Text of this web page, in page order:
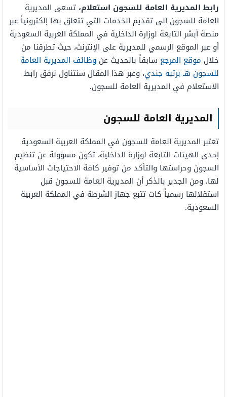
رابط المديرية العامة للسجون استعلام، تسعى المديرية
العامة للسجون إلى تقديم الخدمات التي تتعلق بها إلكترونياً عبر
منصة أبشر التابعة لوزارة الداخلية في المملكة العربية السعودية
أو عبر الموقع الرسمي للمديرية على الإنترنت، حيث تطرقنا من
خلال موقع المرجع سابقاً بالحديث عن وظائف المديرية العامة
للسجون هـ برتبه جندي، وعبر هذا المقال سنتناول نرفق رابط
الاستعلام في المديرية العامة للسجون.
المديرية العامة للسجون
تعتبر المديرية العامة للسجون في المملكة العربية السعودية
إحدى الهيئات التابعة لوزارة الداخلية، تكون مسؤولة عن تنظيم
السجون وحراستها والتأكد من توفير كافة الاحتياجات الأساسية
لها، ومن الجدير بالذكر أن المديرية العامة للسجون قبل
استقلالها رسمياً كات تتبع جهاز الشرطة في المملكة العربية
السعودية.